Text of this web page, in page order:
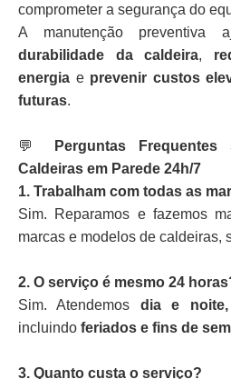
comprometer a segurança do
A manutenção
durabilidade da caldeira,
energia e prevenir custos
futuras.
💬
Perguntas
Caldeiras em Parede 24h/7
1. Trabalham com todas as
Sim. Reparamos e fazemos
marcas e modelos de caldeiras,
2. O serviço é mesmo 24
Sim. Atendemos dia e
incluindo feriados e fins de
3. Quanto custa o serviço?